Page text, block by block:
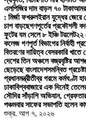
এলপিজির দাম বাড়ল ৭০ টাকা
: মির্জা ফখরুলইরান যুদ্ধের জেরে
চাপ বাড়ছেগণপূর্তের প্রকৌশলী
ফুটের যম সেলে ৮ ইঞ্চি টয়লেট২২
কলেজ গণপূর্ত বিভাগের নির্বাহী
বিতরণের দায়িত্ব বেসরকারি
দেশের তিন অঞ্চলে বজ্রবৃষ্টির
ছেড়েছে বাংলাদেশসমন্বিত
প্রধানমন্ত্রীতীব্র গরমে কর্মঘণ্টা
ঢাকাবিশ্ববাজারে এক দিনেই
সৌদির সাঁড়াশি অভিযান,
পঞ্চমবার সাফের সভাপতি হলেন
শুক্র. আগ ৭, ২০২৬